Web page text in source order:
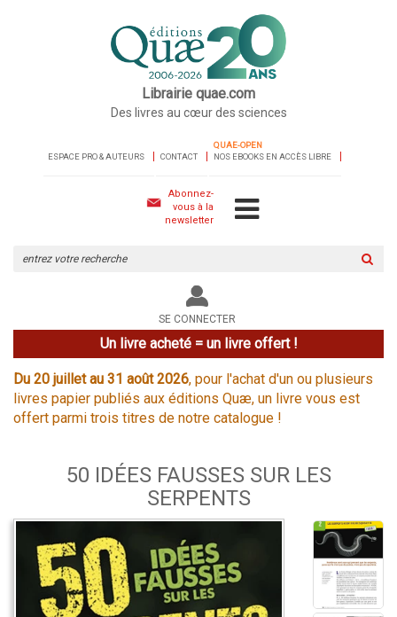
Librairie quae.com
Des livres au cœur des sciences
ESPACE PRO & AUTEURS CONTACT
QUAE-OPEN
NOS EBOOKS EN ACCÈS LIBRE
Abonnez-
vous à la
newsletter
le
site
SE CONNECTER
Un livre acheté = un livre offert !
Du 20 juillet au 31 août 2026, pour l'achat d'un ou plusieurs
livres papier publiés aux éditions Quæ, un livre vous est
offert parmi trois titres de notre catalogue !
50 IDÉES FAUSSES SUR LES
SERPENTS